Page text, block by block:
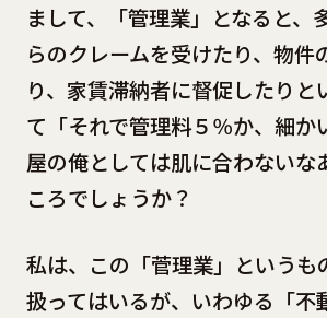
まして、「管理業」となると、
らのクレームを受けたり、物件
り、家賃滞納者に督促したりと
て「それで管理料５％か、細か
屋の俺としては肌に合わないな
ころでしょうか？
私は、この「菅理業」というも
扱ってはいるが、いわゆる「不